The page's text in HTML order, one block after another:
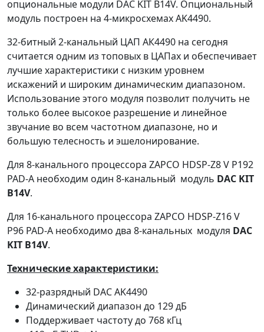
опциональные модули DAC KIT B14V. Опциональный
модуль построен на 4-микросхемах AK4490.
32-битный 2-канальный ЦАП АК4490 на сегодня
считается одним из топовых в ЦАПах и обеспечивает
лучшие характеристики с низким уровнем
искажений и широким динамическим диапазоном.
Использование этого модуля позволит получить не
только более высокое разрешение и линейное
звучание во всем частотном диапазоне, но и
большую телесность и эшелонирование.
Для 8-канального процессора ZAPCO HDSP-Z8 V P192
PAD-A необходим один 8-канальный модуль DAC KIT
B14V.
Для 16-канального процессора ZAPCO HDSP-Z16 V
P96 PAD-A необходимо два 8-канальных модуля DAC
KIT B14V.
Технические характеристики:
32-разрядный DAC AK4490
Динамический диапазон до 129 дБ
Поддерживает частоту до 768 кГц